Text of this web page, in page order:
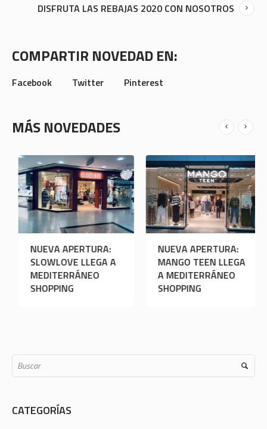
DISFRUTA LAS REBAJAS 2020 CON NOSOTROS
COMPARTIR NOVEDAD EN:
Facebook Twitter Pinterest
MÁS NOVEDADES
NUEVA APERTURA:
OOTO LLEGA A
MEDITERRÁNEO
SHOPPING
NUEVA APERTURA:
SLOWLOVE LLEGA A
MEDITERRÁNEO
SHOPPING
CATEGORÍAS